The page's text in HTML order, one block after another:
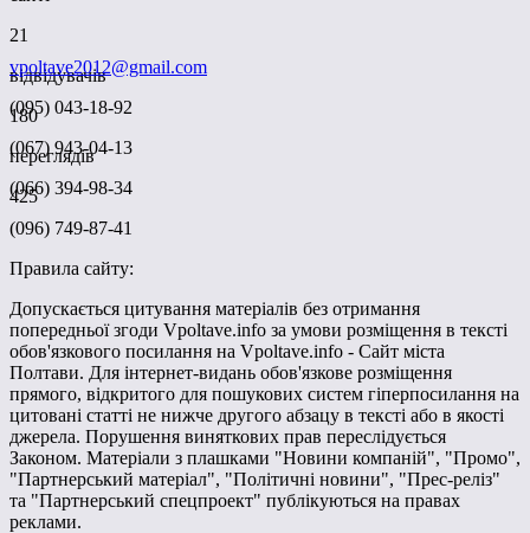
21
відвідувачів
180
переглядів
425
vpoltave2012@gmail.com
(095) 043-18-92
(067) 943-04-13
(066) 394-98-34
(096) 749-87-41
Правила сайту:
Допускається цитування матеріалів без отримання
попередньої згоди Vpoltave.info за умови розміщення в тексті
обов'язкового посилання на Vpoltave.info - Сайт міста
Полтави. Для інтернет-видань обов'язкове розміщення
прямого, відкритого для пошукових систем гіперпосилання на
цитовані статті не нижче другого абзацу в тексті або в якості
джерела. Порушення виняткових прав переслідується
Законом. Матеріали з плашками "Новини компаній", "Промо",
"Партнерський матеріал", "Політичні новини", "Прес-реліз"
та "Партнерський спецпроект" публікуються на правах
реклами.